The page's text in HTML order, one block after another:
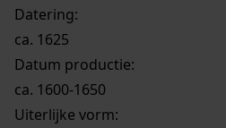
Datering:
ca. 1625
Datum productie:
ca. 1600-1650
Uiterlijke vorm: